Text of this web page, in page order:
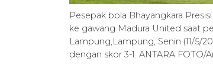
Pesepak bola Bhayangkara
ke gawang Madura United saat
Lampung,Lampung, Senin (11/5/
dengan skor 3-1. ANTARA FOTO/